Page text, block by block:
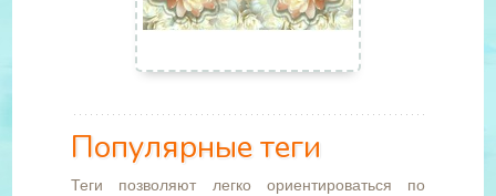
Популярные теги
Теги позволяют легко ориентироваться по